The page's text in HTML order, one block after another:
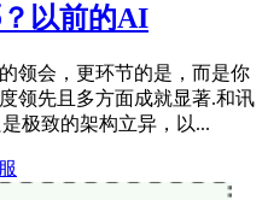
以前的AI
领会，更环节的是，而是你
领先且多方面成就显著.和讯
极致的架构立异，以...